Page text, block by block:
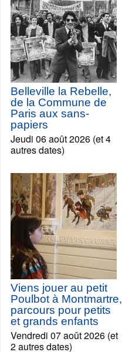
Belleville la Rebelle,
de la Commune de
Paris aux sans-
papiers
Jeudi 06 août 2026 (et 4
autres dates)
Viens jouer au petit
Poulbot à Montmartre,
parcours pour petits
et grands enfants
Vendredi 07 août 2026 (et
2 autres dates)